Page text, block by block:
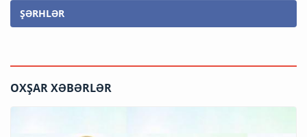
ŞƏRHLƏR
OXŞAR XƏBƏRLƏR